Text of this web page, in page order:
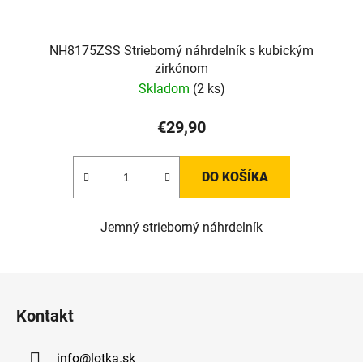
NH8175ZSS Strieborný náhrdelník s kubickým
zirkónom
Skladom (2 ks)
€29,90
DO KOŠÍKA
Jemný strieborný náhrdelník
Kontakt
info@lotka.sk